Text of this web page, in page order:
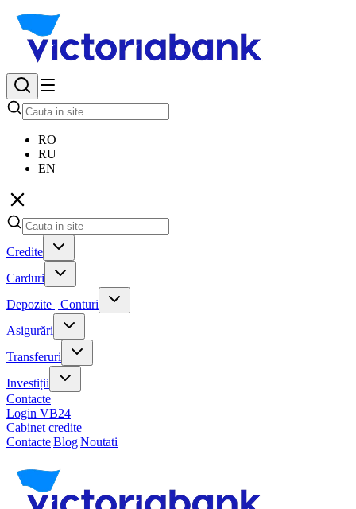
RO
RU
EN
Credite
Carduri
Depozite | Conturi
Asigurări
Transferuri
Investiții
Contacte
Login VB24
Cabinet credite
Contacte|Blog|Noutati